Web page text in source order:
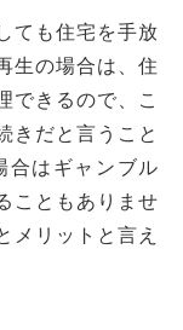
ても住宅を手放
生の場合は、住
できるので、こ
きだと言うこと
合はギャンブル
こともありませ
メリットと言え